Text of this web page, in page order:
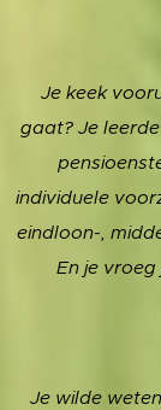
Je keek
gaat? Je
individuele
eindloon-,
En je
Je wilde